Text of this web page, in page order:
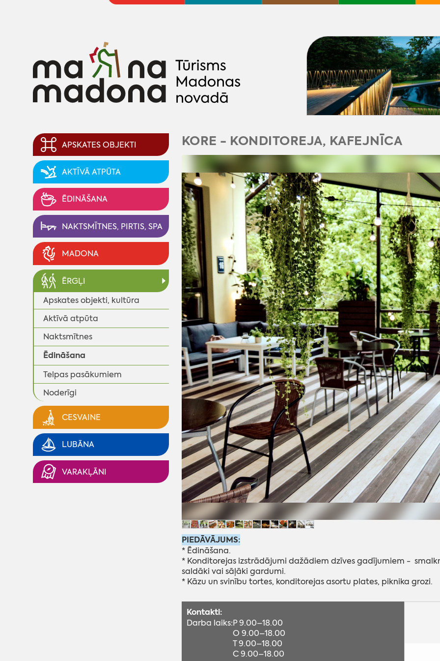
APSKATES OBJEKTI
AKTĪVĀ ATPŪTA
ĒDINĀŠANA
NAKTSMĪTNES, PIRTIS, SPA
MADONA
ĒRGĻI
Apskates objekti, kultūra
Aktīvā atpūta
Naktsmītnes
Ēdināšana
Telpas pasākumiem
Noderīgi
CESVAINE
LUBĀNA
VARAKĻĀNI
KORE - KONDITOREJA, KAFEJNĪCA
◄
PIEDĀVĀJUMS:
* Ēdināšana.
* Konditorejas izstrādājumi dažādiem dzīves gadījumiem -
saldāki vai sāļāki gardumi.
* Kāzu un svinību tortes, konditorejas asortu plates, piknika grozi.
Kontakti:
Darba laiks:P 9.00–18.00
O 9.00–18.00
T 9.00–18.00
C 9.00–18.00